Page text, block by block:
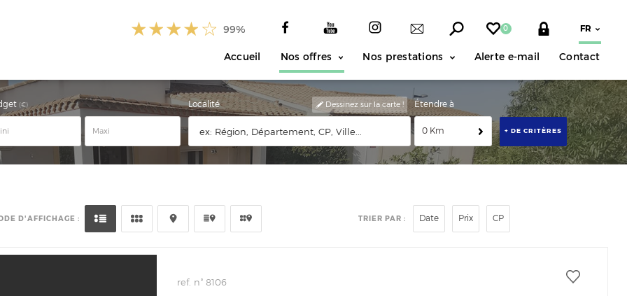
99% 0
Accueil Nos offres Nos prestations Alerte e-mail Contact
(€) Localité Dessinez sur la carte ! Étendre à
0 Km + DE CRITÈRES
D'AFFICHAGE : TRIER PAR : Date Prix CP
ref. n° 8106